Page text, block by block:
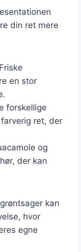
din ret mere
en stor
forskellige
ret, der
og
der kan
kan
hvor
egne